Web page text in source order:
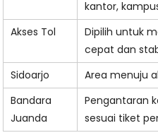
kantor,
Akses Tol
Dipilih untuk
cepat dan
Sidoarjo
Area menuju
Bandara
Juanda
Pengantaran
sesuai tiket